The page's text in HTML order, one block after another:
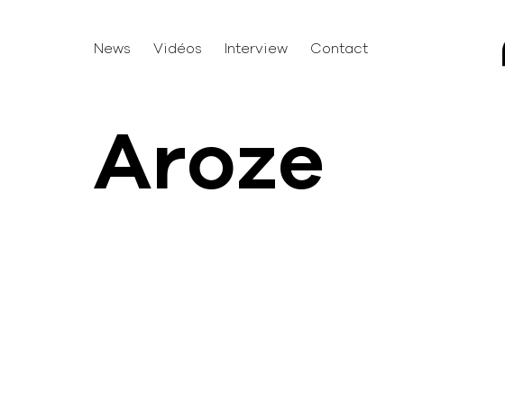
News Vidéos Interview Contact
Aroze